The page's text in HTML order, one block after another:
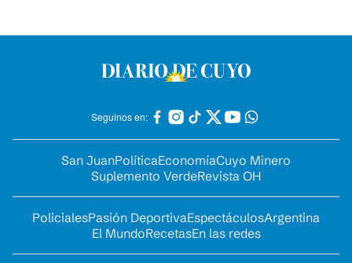
Seguinos en:
San JuanPolíticaEconomíaCuyo Minero
Suplemento VerdeRevista OH
PolicialesPasión DeportivaEspectáculosArgentina
El MundoRecetasEn las redes